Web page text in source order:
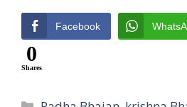
Facebook
0
Shares
Categories